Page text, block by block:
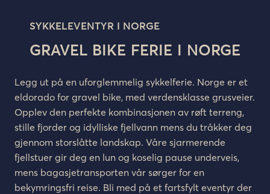
SYKKELEVENTYR I NORGE
GRAVEL BIKE FERIE I NORGE
Legg ut på en uforglemmelig sykkelferie. Norge er et
eldorado for gravel bike, med verdensklasse grusveier.
Opplev den perfekte kombinasjonen av røft terreng,
stille fjorder og idylliske fjellvann mens du tråkker deg
gjennom storslåtte landskap. Våre sjarmerende
fjellstuer gir deg en lun og koselig pause underveis,
mens bagasjetransporten vår sørger for en
bekymringsfri reise. Bli med på et fartsfylt eventyr der